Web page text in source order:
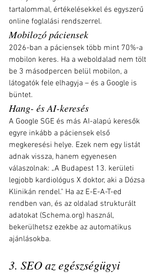
tartalommal, értékelésekkel és egyszerű
online foglalási rendszerrel.
Mobilozó páciensek
2026-ban a páciensek több mint 70%-a
mobilon keres. Ha a weboldalad nem tölt
be 3 másodpercen belül mobilon, a
látogatók fele elhagyja – és a Google is
büntet.
Hang- és AI-keresés
A Google SGE és más AI-alapú keresők
egyre inkább a páciensek első
megkeresési helye. Ezek nem egy listát
adnak vissza, hanem egyenesen
válaszolnak: „A Budapest 13. kerületi
legjobb kardiológus X doktor, aki a Dózsa
Klinikán rendel." Ha az E-E-A-T-ed
rendben van, és az oldalad strukturált
adatokat (Schema.org) használ,
bekerülhetsz ezekbe az automatikus
ajánlásokba.
3. SEO az egészségügyi